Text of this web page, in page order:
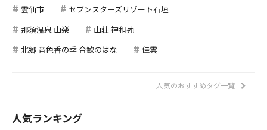
雲仙市
セブンスターズリゾート石垣
那須温泉 山楽
山荘 神和苑
北郷 音色香の季 合歓のはな
佳雲
人気のおすすめタグ一覧
人気ランキング